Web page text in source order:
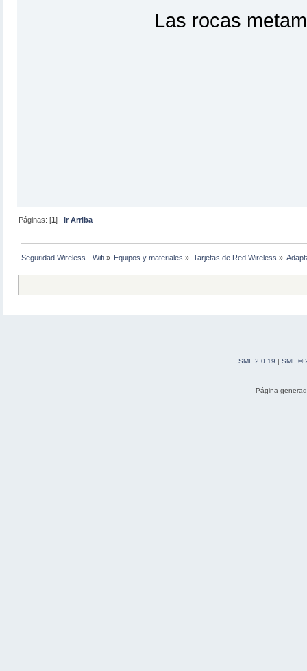
Las rocas
Páginas: [1]Ir Arriba
Seguridad Wireless - Wifi » Equipos y materiales » Tarjetas de Red Wireless »
SMF 2.0.19 | SMF ©
Página